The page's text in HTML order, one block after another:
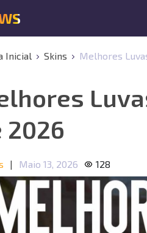
Inicial Skins Melhores
2026
| Maio 13, 2026 128